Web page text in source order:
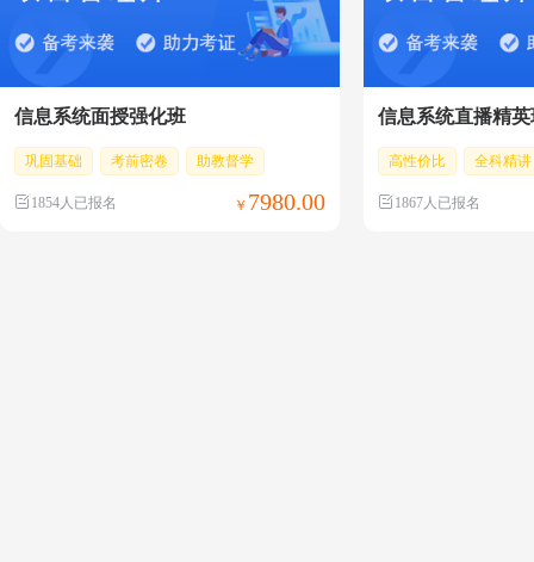
信息系统面授强化班
巩固基础 考前密卷 助教督学
1854人已报名 ￥ 7980.00
信息系统直播精英
高性价比 全科精讲
1867人已报名